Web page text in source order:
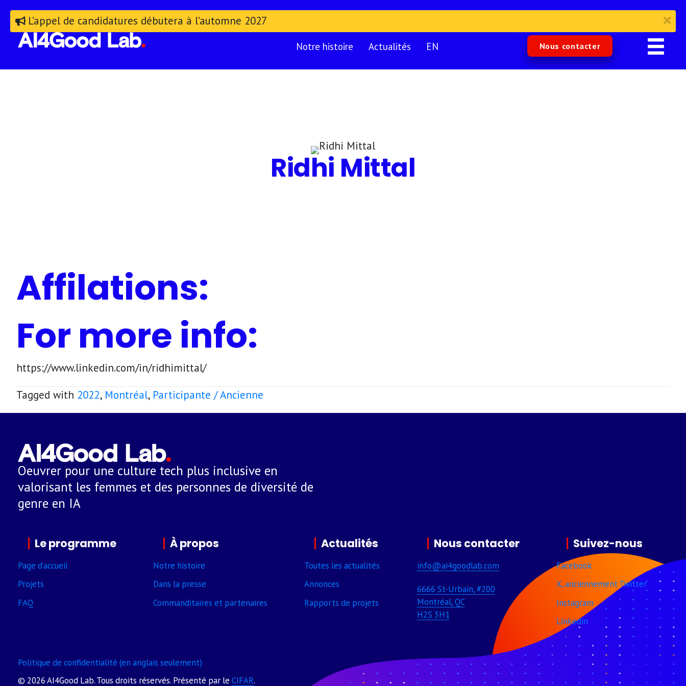
L’appel de candidatures débutera à l’automne 2027
Notre histoire Actualités EN Nous contacter
Ridhi Mittal
Affilations:
For more info:
https://www.linkedin.com/in/ridhimittal/
Tagged with 2022, Montréal, Participante / Ancienne
Oeuvrer pour une culture tech plus inclusive en
valorisant les femmes et des personnes de diversité de
genre en IA
Le programme
Page d’accueil
Projets
FAQ
À propos
Notre histoire
Dans la presse
Comman­ditaires et parte­naires
Actualités
Toutes les actualités
Annonces
Rapports de projets
Nous contacter
info@ai4goodlab­.com
6666 St-Urbain, #200
Montréal, QC
H2S 3H1
Suivez-nous
Facebook
X, anciennement Twitter
Instagram
Linkedin
Politique de confidentialité (en anglais seulement)
© 2026 AI4Good Lab. Tous droits réservés. Présenté par le CIFAR.